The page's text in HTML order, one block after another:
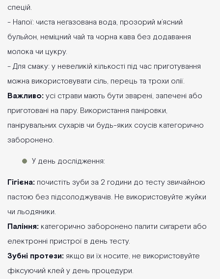
спецій.
- Напої: чиста негазована вода, прозорий м’ясний
бульйон, неміцний чай та чорна кава без додавання
молока чи цукру.
- Для смаку: у невеликій кількості під час приготування
можна використовувати сіль, перець та трохи олії.
Важливо: усі страви мають бути зварені, запечені або
приготовані на пару. Використання паніровки,
панірувальних сухарів чи будь-яких соусів категорично
заборонено.
У день дослідження:
Гігієна: почистіть зуби за 2 години до тесту звичайною
пастою без підсолоджувачів. Не використовуйте жуйки
чи льодяники.
Паління: категорично заборонено палити сигарети або
електронні пристрої в день тесту.
Зубні протези: якщо ви їх носите, не використовуйте
фіксуючий клей у день процедури.